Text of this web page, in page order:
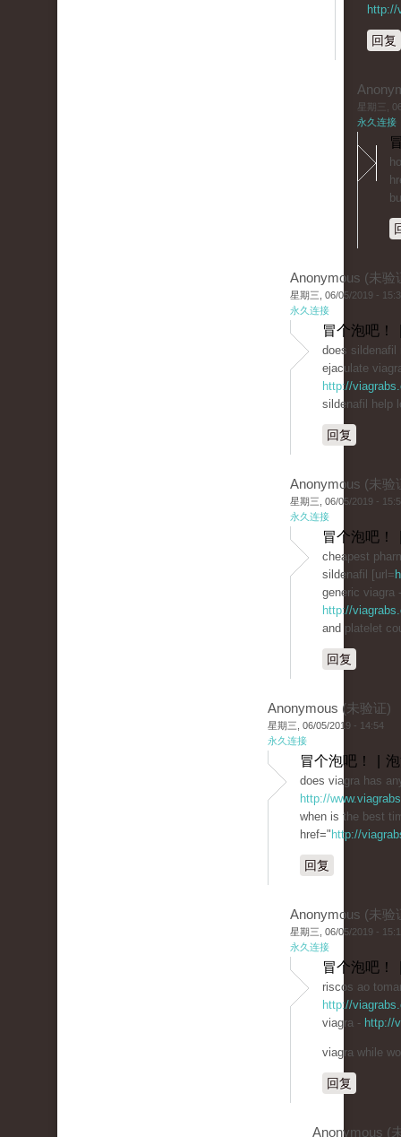
http://
回复
星期三,
永久连接
Anonymous (未验
星期三, 06/05/2019 -
永久连接
冒个泡吧！
does sildenafil
ejaculate
http://
sildenafil help
回复
Anonymous (未验
星期三, 06/05/2019 -
永久连接
冒个泡吧！
cheapest
sildenafil [url=
generic viagra -
http://
and platelet
回复
Anonymous (未验证)
星期三, 06/05/2019 - 14:54
永久连接
冒个泡吧！ |
does viagra has
http://
when is the best
href=" http://
回复
Anonymous (未验
星期三, 06/05/2019 -
永久连接
冒个泡吧！
riscos ao
http://
viagra - http://
viagra while
回复
Anonymous (